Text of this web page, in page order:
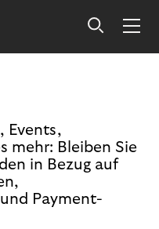
Events,
mehr: Bleiben Sie
in Bezug auf
Payment-